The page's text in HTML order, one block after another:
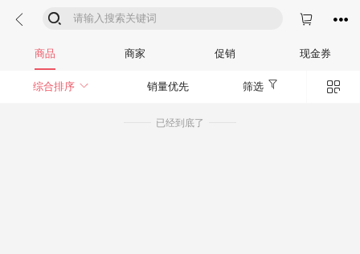
  

商品 商家 促销 现金券
综合排序  销量优先 筛选 
已经到底了